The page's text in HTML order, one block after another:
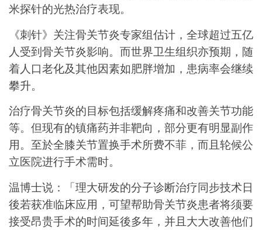
米探针的光热治疗表现。
《刺针》关注骨关节炎专家组估计，全球超过五亿
人受到骨关节炎影响。而世界卫生组织亦预期，随
着人口老化及其他因素如肥胖增加，患病率会继续
攀升。
治疗骨关节炎的目标包括缓解疼痛和改善关节功能
等。但现有的镇痛药并非靶向，部分更有明显副作
用。至於全膝关节置换手术所费不菲，而且轮候公
立医院进行手术需时。
温博士说：「理大研发的分子诊断治疗同步技术日
後若获准临床应用，可望帮助骨关节炎患者将须要
接受昂贵手术的时间延後多年，并且大大改善他们